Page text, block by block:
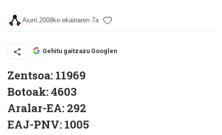
Aiurri 2009ko ekainaren 7a
Gehitu gaitzazu Googlen
Zentsoa: 11969
Botoak: 4603
Aralar-EA: 292
EAJ-PNV: 1005